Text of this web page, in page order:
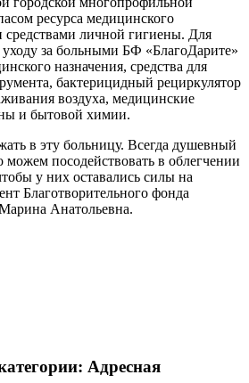
ресурса медицинского
средствами личной гигиены. Для
за больными БФ «БлагоДарите»
назначения, средства для
бактерицидный рециркулятор
воздуха, медицинские
и бытовой химии.
в эту больницу. Всегда душевный
посодействовать в облегчении
у них оставались силы на
Благотворительного фонда
Анатольевна.
Адресная